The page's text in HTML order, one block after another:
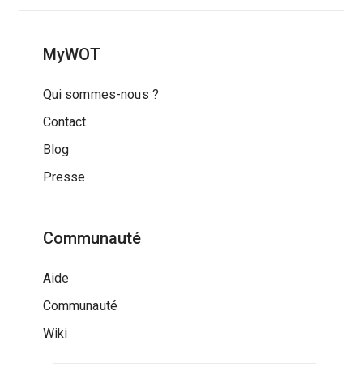
MyWOT
Qui sommes-nous ?
Contact
Blog
Presse
Communauté
Aide
Communauté
Wiki